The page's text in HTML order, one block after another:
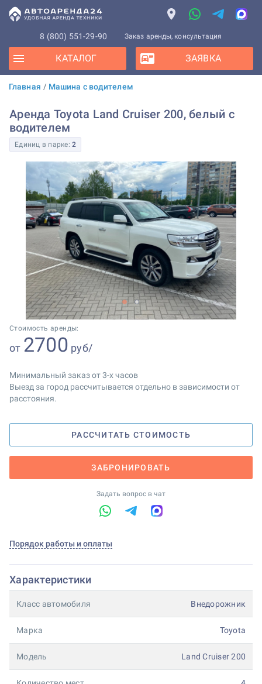
8 (800) 551-29-90 Заказ аренды, консультация
КАТАЛОГ ЗАЯВКА
Главная / Машина с водителем
Аренда Toyota Land Cruiser 200, белый с
водителем
Единиц в парке: 2
1 2
Стоимость аренды:
от 2700 руб/
Минимальный заказ от 3-х часов
Выезд за город рассчитывается отдельно в зависимости от
расстояния.
РАССЧИТАТЬ СТОИМОСТЬ
ЗАБРОНИРОВАТЬ
Задать вопрос в чат
Порядок работы и оплаты
Характеристики
Класс автомобиля Внедорожник
Марка Toyota
Модель Land Cruiser 200